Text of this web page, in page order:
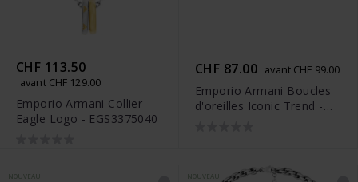
CHF 113.50
avant CHF 129.00
Emporio Armani Collier
Eagle Logo - EGS3375040
CHF 87.00 avant CHF 99.00
Emporio Armani Boucles
d'oreilles Iconic Trend -
NOUVEAU NOUVEAU